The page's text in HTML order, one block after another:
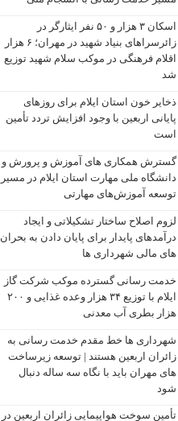
اسکان ۳ هزار و ۵۰ نفر ایثارگر در
زائرسراهای بنیاد شهید در مهران؛ ۶ هزار
اقلام فرهنگی در موکب سلام شهید توزیع
شد
ذخایر خون استان ایلام برای روزهای
پایانی اربعین با وجود افزایش تردد تأمین
است
گسترش همکاری‌ های آموزش و پرورش و
دانشگاه ملی مهارت استان ایلام در مسیر
توسعه آموزش‌های مهارتی
لزوم اصلاح ساختار تشکیلاتی و ایجاد
درآمدهای پایدار برای پایان دادن به بحران‌
های مالی شهرداری‌ ها
خدمت رسانی گسترده موکب شرکت گاز
ایلام با توزیع ۳۴ هزار وعده غذایی و ۲۰۰
هزار بطری آب معدنی
شهرداری‌ ها خط مقدم خدمت ‌رسانی به
زائران اربعین هستند | توسعه زیرساخت
‌های مهران باید با نگاه سه‌ ساله دنبال
شود
تأمین سوخت هواپیمایی زائران اربعین در